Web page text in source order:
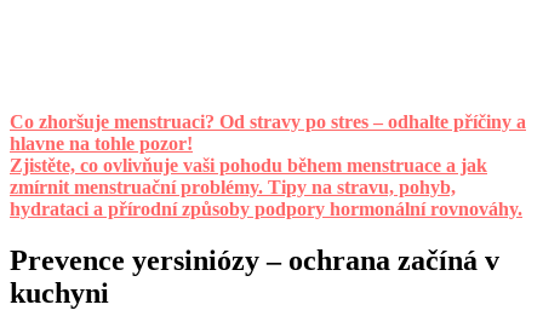
Co zhoršuje menstruaci? Od stravy po stres – odhalte příčiny a
hlavne na tohle pozor!
Zjistěte, co ovlivňuje vaši pohodu během menstruace a jak
zmírnit menstruační problémy. Tipy na stravu, pohyb,
hydrataci a přírodní způsoby podpory hormonální rovnováhy.
Prevence yersiniózy – ochrana začíná v
kuchyni